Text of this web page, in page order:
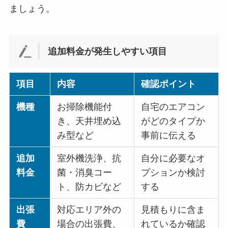
ましょう。
追加料金が発生しやすい項目
項目 内容 確認ポイント
機種
お掃除機能付
き、天井埋め込
み型など
自宅のエアコン
がどのタイプか
事前に伝える
追加
料金
室外機洗浄、抗
菌・消臭コー
ト、防カビなど
自分に必要なオ
プションか検討
する
出張
費
対応エリア外の
場合の出張費、
見積もりに含ま
れているか確認